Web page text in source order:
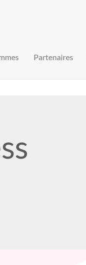
Partenaires